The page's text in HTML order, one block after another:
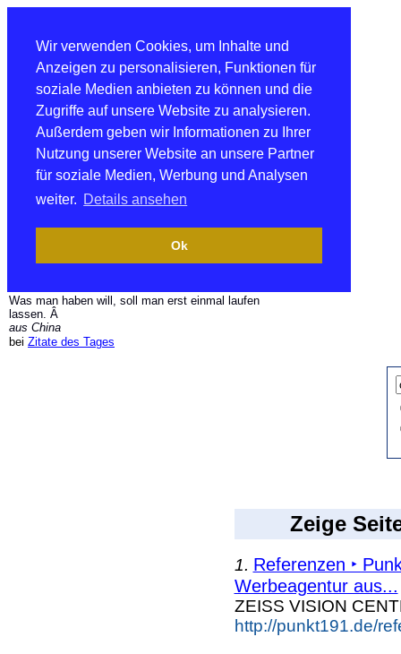
Wir verwenden Cookies, um Inhalte und
Anzeigen zu personalisieren, Funktionen für
soziale Medien anbieten zu können und die
Zugriffe auf unsere Website zu analysieren.
Außerdem geben wir Informationen zu Ihrer
Nutzung unserer Website an unsere Partner
für soziale Medien, Werbung und Analysen
weiter. Details ansehen
Ok
Was man haben will, soll man erst einmal laufen
lassen. Â
aus China
bei Zitate des Tages
Zeige
1. Referenzen ‣
Werbeagentur aus...
ZEISS VISION
http://punkt191.de/